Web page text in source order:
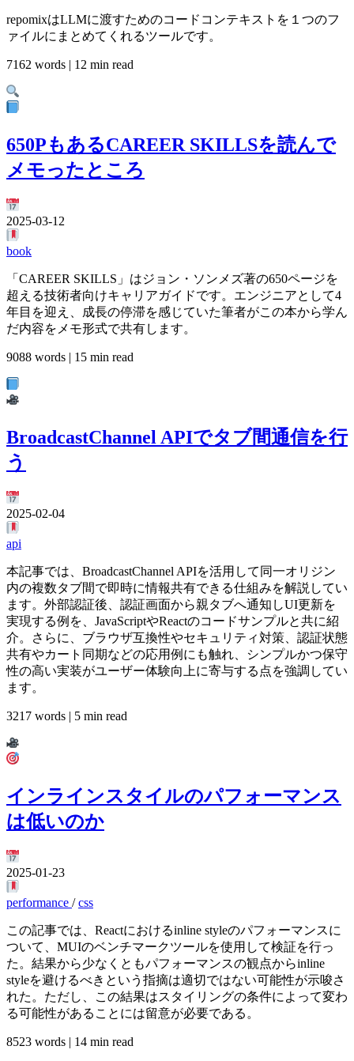
repomixはLLMに渡すためのコードコンテキストを１つのフ
ァイルにまとめてくれるツールです。
7162 words | 12 min read
650PもあるCAREER SKILLSを読んで
メモったところ
2025-03-12
book
「CAREER SKILLS」はジョン・ソンメズ著の650ページを
超える技術者向けキャリアガイドです。エンジニアとして4
年目を迎え、成長の停滞を感じていた筆者がこの本から学ん
だ内容をメモ形式で共有します。
9088 words | 15 min read
BroadcastChannel APIでタブ間通信を行
う
2025-02-04
api
本記事では、BroadcastChannel APIを活用して同一オリジン
内の複数タブ間で即時に情報共有できる仕組みを解説してい
ます。外部認証後、認証画面から親タブへ通知しUI更新を
実現する例を、JavaScriptやReactのコードサンプルと共に紹
介。さらに、ブラウザ互換性やセキュリティ対策、認証状態
共有やカート同期などの応用例にも触れ、シンプルかつ保守
性の高い実装がユーザー体験向上に寄与する点を強調してい
ます。
3217 words | 5 min read
インラインスタイルのパフォーマンス
は低いのか
2025-01-23
performance / css
この記事では、Reactにおけるinline styleのパフォーマンスに
ついて、MUIのベンチマークツールを使用して検証を行っ
た。結果から少なくともパフォーマンスの観点からinline
styleを避けるべきという指摘は適切ではない可能性が示唆さ
れた。ただし、この結果はスタイリングの条件によって変わ
る可能性があることには留意が必要である。
8523 words | 14 min read